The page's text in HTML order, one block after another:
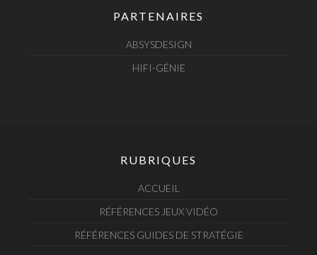
PARTENAIRES
ABSYSDESIGN
HIFI-GÉNIE
RUBRIQUES
ACCUEIL
RÉFÉRENCES JEUX VIDÉO
RÉFÉRENCES GUIDES DE STRATÉGIE